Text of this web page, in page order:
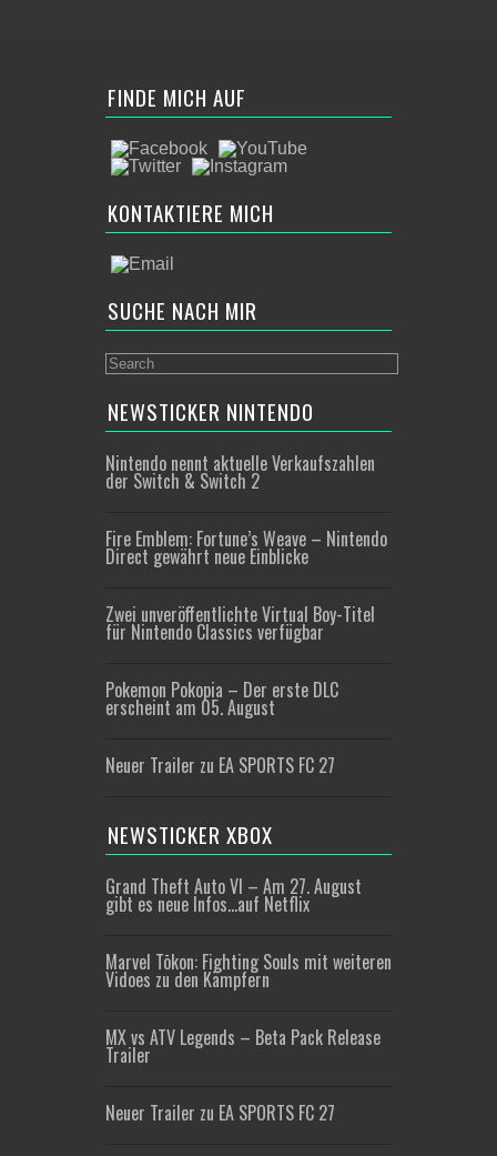
FINDE MICH AUF
KONTAKTIERE MICH
SUCHE NACH MIR
NEWSTICKER NINTENDO
Nintendo nennt aktuelle Verkaufszahlen
der Switch & Switch 2
Fire Emblem: Fortune’s Weave – Nintendo
Direct gewährt neue Einblicke
Zwei unveröffentlichte Virtual Boy-Titel
für Nintendo Classics verfügbar
Pokemon Pokopia – Der erste DLC
erscheint am 05. August
Neuer Trailer zu EA SPORTS FC 27
NEWSTICKER XBOX
Grand Theft Auto VI – Am 27. August
gibt es neue Infos…auf Netflix
Marvel Tōkon: Fighting Souls mit weiteren
Vidoes zu den Kämpfern
MX vs ATV Legends – Beta Pack Release
Trailer
Neuer Trailer zu EA SPORTS FC 27